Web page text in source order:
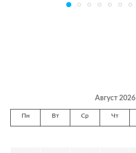
Август 2026
Пн Вт Ср Чт